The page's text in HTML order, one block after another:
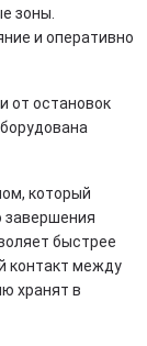
зоны.
и оперативно
от остановок
который
завершения
быстрее
контакт между
хранят в